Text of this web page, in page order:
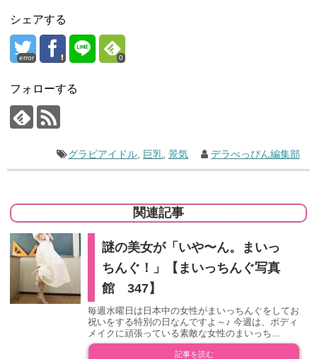
シェアする
error 0
フォローする
グラビアイドル 巨乳 ,景気 デラべっぴん編集部
関連記事
謎の美女が「いや〜ん。まいっ
ちんぐ！」【まいっちんぐ写真
館 347】
毎週水曜日は日本中の女性がまいっちんぐをしてお
祝いをする特別の日なんですよ～♪ 今週は、ボディ
メイクに頑張っている素敵な女性のまいっち...
記事を読む